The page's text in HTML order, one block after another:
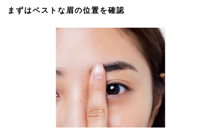
まずはベストな眉の位置を確認